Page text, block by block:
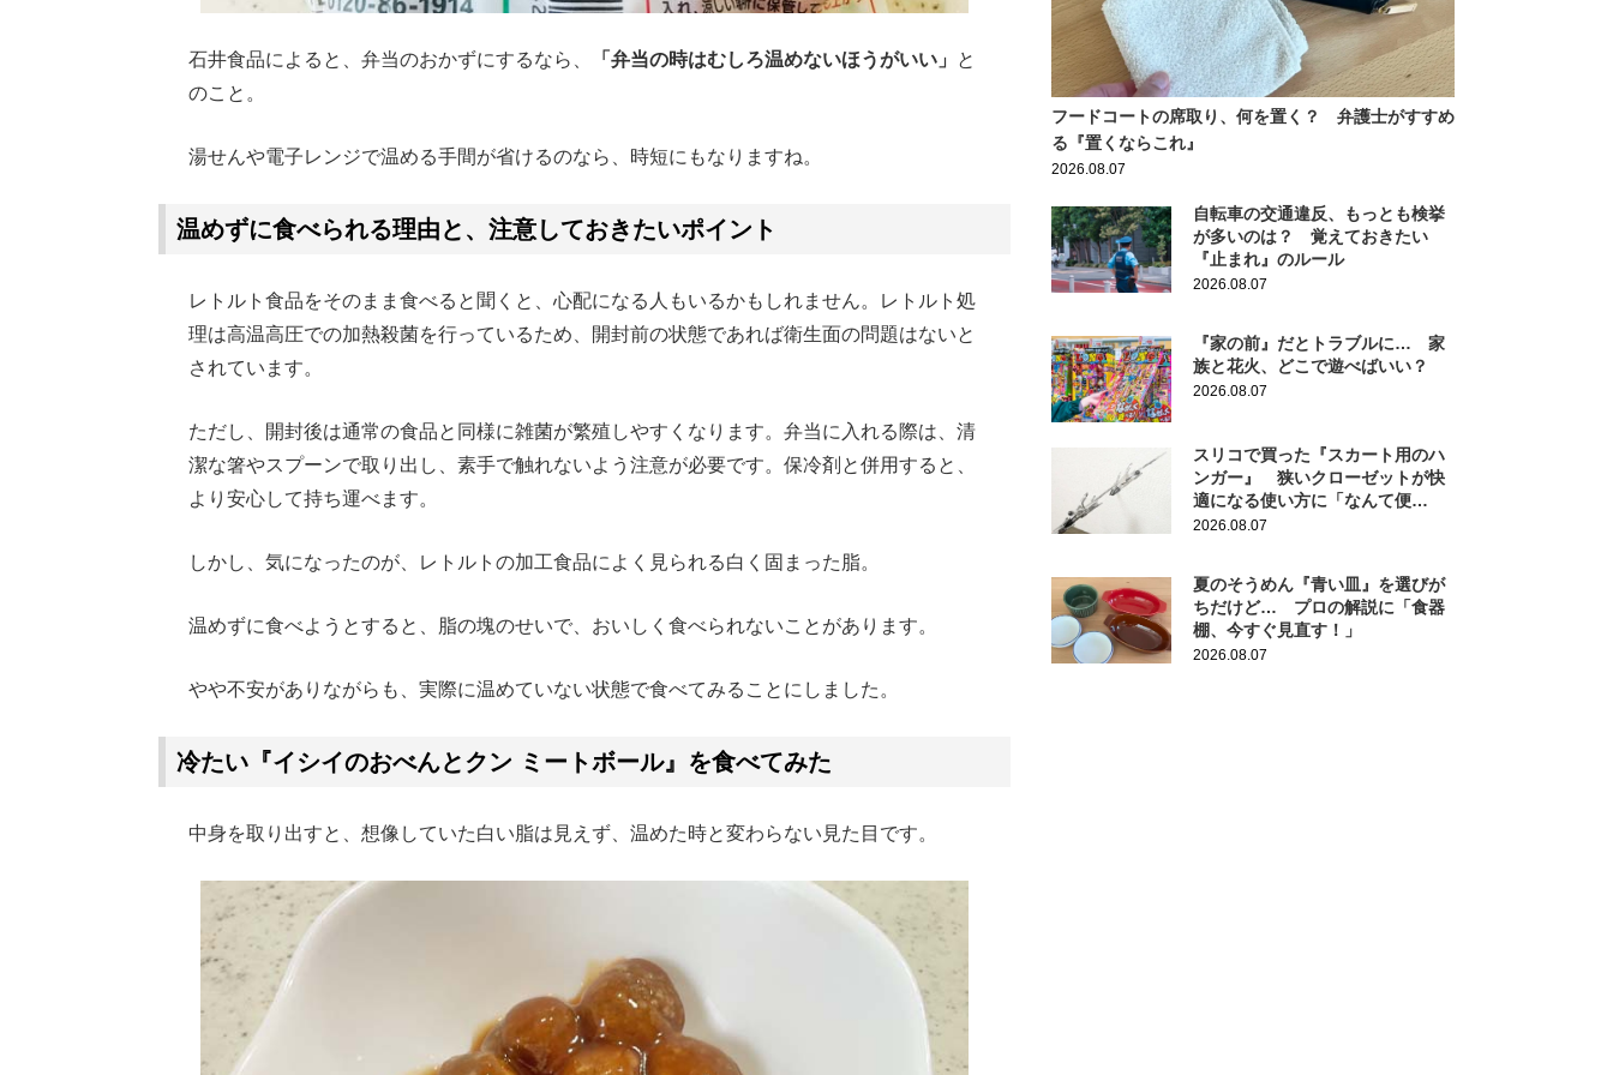
石井食品によると、弁当のおかずにするなら、 「弁当の時はむしろ温めないほうがいい」
と
のこと。
湯せんや電子レンジで温める手間が省けるのなら、時短にもなりますね。
温めずに食べられる理由と、注意しておきたいポイント
レトルト食品をそのまま食べると聞くと、心配になる人もいるかもしれません。レトルト処
理は高温高圧での加熱殺菌を行っているため、開封前の状態であれば衛生面の問題はないと
されています。
ただし、開封後は通常の食品と同様に雑菌が繁殖しやすくなります。弁当に入れる際は、清
潔な箸やスプーンで取り出し、素手で触れないよう注意が必要です。保冷剤と併用すると、
より安心して持ち運べます。
しかし、気になったのが、レトルトの加工食品によく見られる白く固まった脂。
温めずに食べようとすると、脂の塊のせいで、おいしく食べられないことがあります。
やや不安がありながらも、実際に温めていない状態で食べてみることにしました。
冷たい『イシイのおべんとクン ミートボール』を食べてみた
中身を取り出すと、想像していた白い脂は見えず、温めた時と変わらない見た目です。
フードコートの席取り、何を置く？ 弁護士がすすめ
る『置くならこれ』
2026.08.07
自転車の交通違反、もっとも検挙
が多いのは？ 覚えておきたい
『止まれ』のルール
2026.08.07
『家の前』だとトラブルに… 家
族と花火、どこで遊べばいい？
2026.08.07
スリコで買った『スカート用のハ
ンガー』 狭いクローゼットが快
適になる使い方に「なんて便
利！」
2026.08.07
夏のそうめん『青い皿』を選びが
ちだけど… プロの解説に「食器
棚、今すぐ見直す！」
2026.08.07